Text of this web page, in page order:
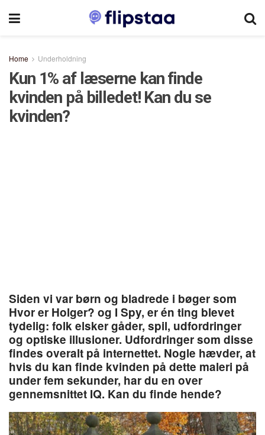
Home Underholdning
Kun 1% af læserne kan finde
kvinden på billedet! Kan du se
kvinden?
Siden vi var børn og bladrede i bøger som
Hvor er Holger? og I Spy, er én ting blevet
tydelig: folk elsker gåder, spil, udfordringer
og optiske illusioner. Udfordringer som disse
findes overalt på internettet. Nogle hævder, at
hvis du kan finde kvinden på dette maleri på
under fem sekunder, har du en over
gennemsnittet IQ. Kan du finde hende?